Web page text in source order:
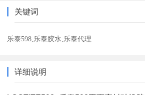
关键词
乐泰598,乐泰胶水,乐泰代理
详细说明